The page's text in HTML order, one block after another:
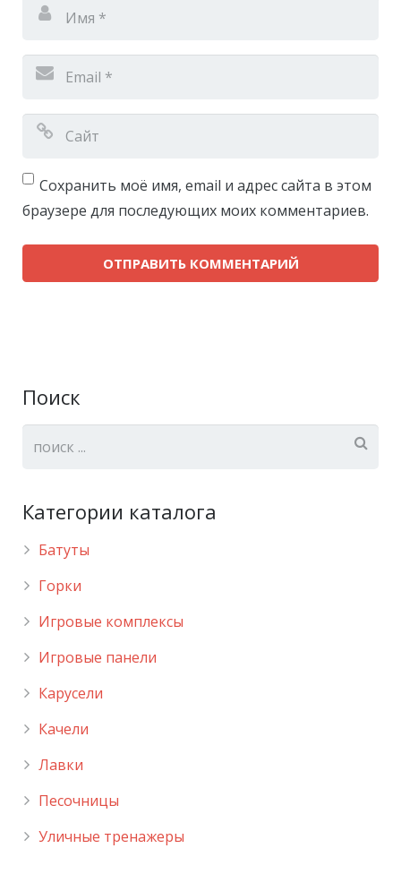
Сохранить моё имя, email и адрес сайта в этом
браузере для последующих моих комментариев.
Поиск
Категории каталога
Батуты
Горки
Игровые комплексы
Игровые панели
Карусели
Качели
Лавки
Песочницы
Уличные тренажеры